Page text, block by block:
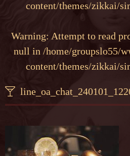
content/themes/zikkai/
Warning: Attempt to read
null in /home/groupslo55/
content/themes/zikkai/